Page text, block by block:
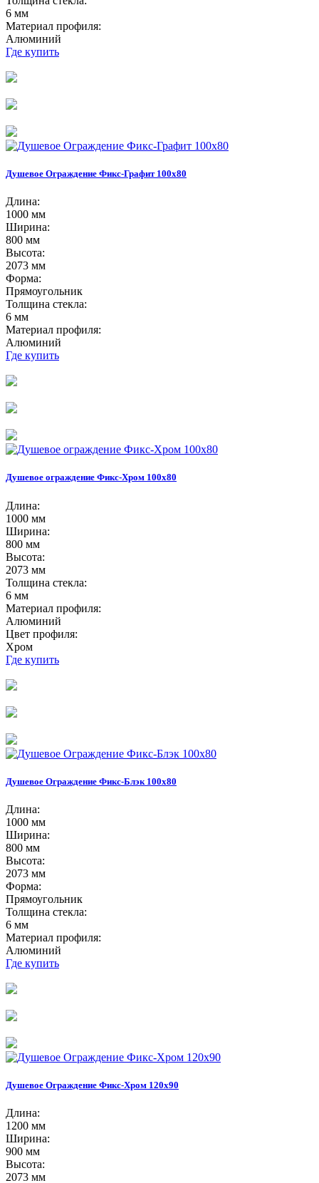
6 мм
Материал профиля:
Алюминий
Где купить
Душевое Ограждение Фикс-Графит 100х80
Длина:
1000 мм
Ширина:
800 мм
Высота:
2073 мм
Форма:
Прямоугольник
Толщина стекла:
6 мм
Материал профиля:
Алюминий
Где купить
Душевое ограждение Фикс-Хром 100х80
Длина:
1000 мм
Ширина:
800 мм
Высота:
2073 мм
Толщина стекла:
6 мм
Материал профиля:
Алюминий
Цвет профиля:
Хром
Где купить
Душевое Ограждение Фикс-Блэк 100х80
Длина:
1000 мм
Ширина:
800 мм
Высота:
2073 мм
Форма:
Прямоугольник
Толщина стекла:
6 мм
Материал профиля:
Алюминий
Где купить
Душевое Ограждение Фикс-Хром 120х90
Длина:
1200 мм
Ширина:
900 мм
Высота:
2073 мм